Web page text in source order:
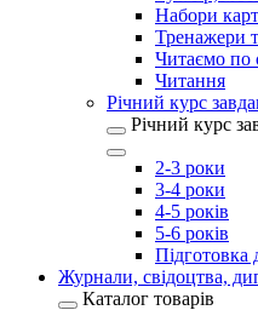
Набори
Тренажери
Читаємо по
Читання
Річний курс
Річний курс
2-3 роки
3-4 роки
4-5 років
5-6 років
Підготовка
Журнали, свідоцтва,
Каталог товарів